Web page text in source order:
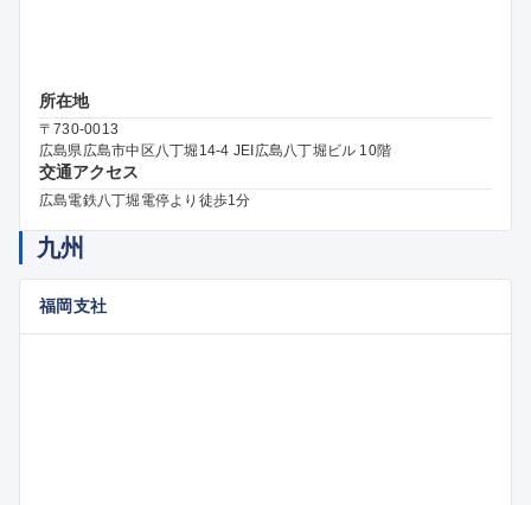
所在地
〒730-0013
広島県広島市中区八丁堀14-4 JEI広島八丁堀ビル 10階
交通アクセス
広島電鉄八丁堀電停より徒歩1分
九州
福岡支社